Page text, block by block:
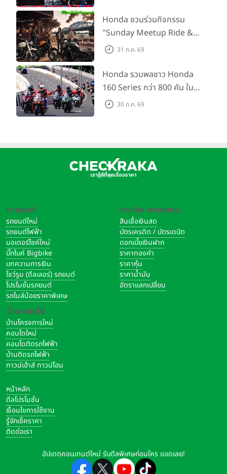
สนาม 2
Honda ชวนร่วมกิจกรรม
"Sunday Meetup Ride &
Soul" จิบกาแฟ พูดคุย แลก
กัน 16 ส.ค. นี้
31 ก.ค. 69
Honda รวมพลชาว Honda
160 Series กว่า 800 คัน ใน
งาน “THE ONE-SIXTI-ER ตัว
30 ก.ค. 69
ยานยนต์
รถยนต์ใหม่
รถยนต์ไฟฟ้า
มอเตอร์ไซค์ใหม่
บิ๊กไบค์ Bigbike
บทความการเงิน
โชว์รูม (ดีลเลอร์) รถยนต์
โปรโมชั่นรถยนต์
รถไมล์น้อยราคาพิเศษ
บ้าน-คอนโด
บ้านโครงการใหม่
คอนโดใหม่
คอนโดติดรถไฟฟ้า
บ้านติดรถไฟฟ้า
ทาวน์เฮ้าส์ ทาวน์โฮม
การเงิน-การลงทุน
สินเชื่อเงินสด
บัตรเครดิต / บัตรเดบิต
ดอกเบี้ยเงินฝาก
ราคาทองคำ
ราคาหุ้น
ราคาน้ำมัน
อัตราแลกเปลี่ยน
หน้าหลัก
ดีลโปรโมชั่น
เงื่อนไขการใช้งาน
รู้จักเช็คราคา
ติดต่อเรา
อัปเดตคอนเทนต์ใหม่ รับดีลพิเศษก่อนใคร แอดเลย!